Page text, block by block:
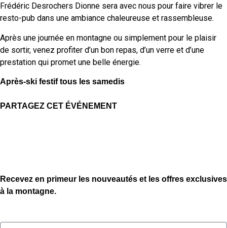
Frédéric Desrochers Dionne sera avec nous pour faire vibrer le
resto-pub dans une ambiance chaleureuse et rassembleuse.
Après une journée en montagne ou simplement pour le plaisir
de sortir, venez profiter d’un bon repas, d’un verre et d’une
prestation qui promet une belle énergie.
Après-ski festif tous les samedis
PARTAGEZ CET ÉVÉNEMENT
Recevez en primeur les nouveautés et les offres exclusives
à la montagne.